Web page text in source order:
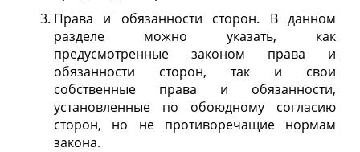
Права и обязанности сторон. В данном
разделе можно указать, как
предусмотренные законом права и
обязанности сторон, так и свои
собственные права и обязанности,
установленные по обоюдному согласию
сторон, но не противоречащие нормам
закона.